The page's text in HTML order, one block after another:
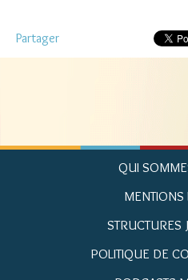
Partager
QUI
MENTIONS
STRUCTURES
POLITIQUE DE